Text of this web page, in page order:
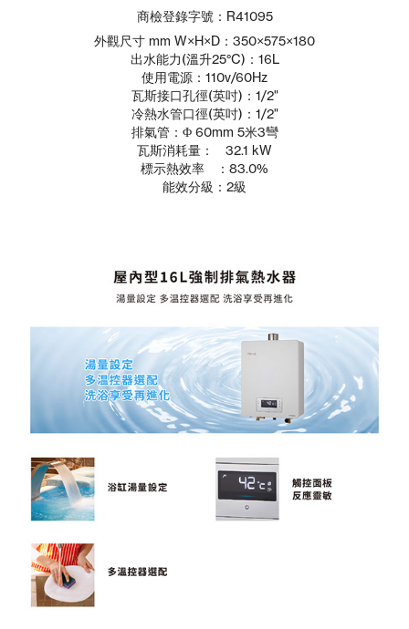
商檢登錄字號：R41095
外觀尺寸 mm W×H×D：350×575×180
出水能力(溫升25°C)：16L
使用電源：110v/60Hz
瓦斯接口孔徑(英吋)：1/2"
冷熱水管口徑(英吋)：1/2"
排氣管：Φ 60mm 5米3彎
瓦斯消耗量： 32.1 kW
標示熱效率 ：83.0%
能效分級：2級